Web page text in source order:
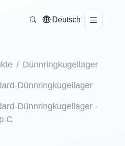
Deutsch
Dünnringkugellager
Dünnringkugellager
Dünnringkugellager -
C